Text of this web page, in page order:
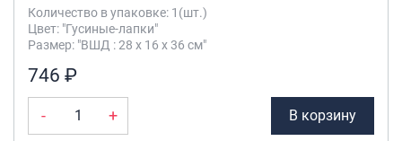
Сумки поясные
Сумки пляжные
Сумки-рюкзаки на колёсах
Количество в упаковке: 1(шт.)
Цвет: "Гусиные-лапки"
Размер: "ВШД : 28 х 16 х 36 см"
746 ₽
- + В корзину